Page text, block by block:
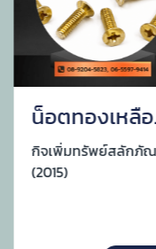
น็อ
กิจเพิ่มทรัพย์สลักภั
(2015)